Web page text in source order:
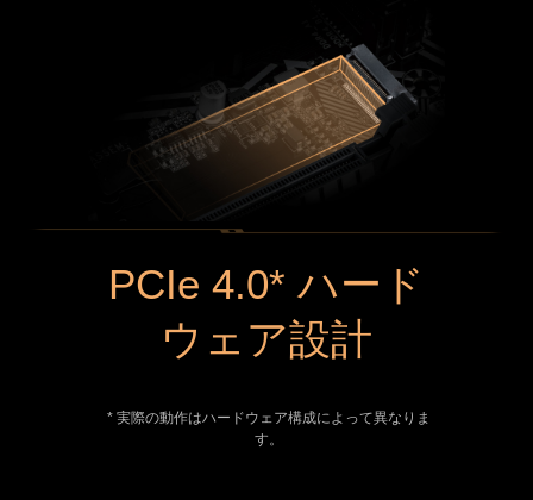
PCIe 4.0* ハード
ウェア設計
* 実際の動作はハードウェア構成によって異なりま
す。